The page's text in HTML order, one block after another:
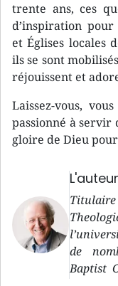
trente ans, ces
d’inspiration
et Églises locales
ils se sont
réjouissent et
Laissez-vous,
passionné à
gloire de Dieu
L'auteur
de
Baptist